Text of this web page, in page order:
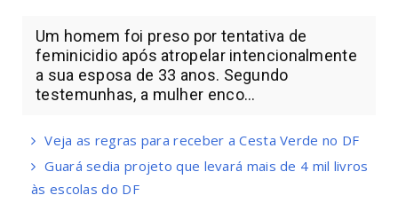
Um homem foi preso por tentativa de
feminicidio após atropelar intencionalmente
a sua esposa de 33 anos. Segundo
testemunhas, a mulher enco...
Veja as regras para receber a Cesta Verde no DF
Guará sedia projeto que levará mais de 4 mil livros
às escolas do DF